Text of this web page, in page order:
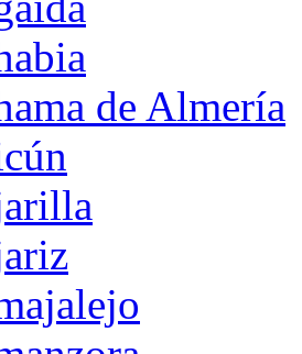
de Almería